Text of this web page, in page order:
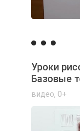
Уроки
Базовые
видео, 0+